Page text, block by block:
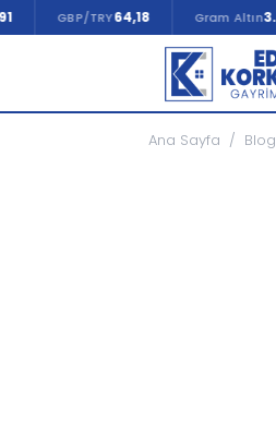
GBP/TRY64,18 Gram Altın3.518 ₺
Ana Sayfa / Blog